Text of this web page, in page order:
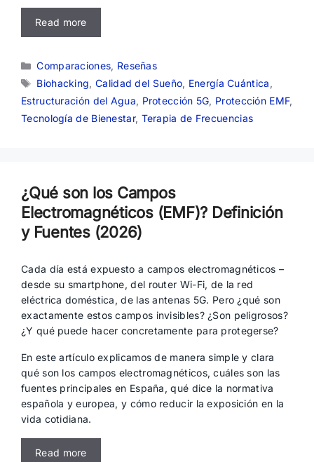
Read more
Categorías
Comparaciones, Reseñas
Etiquetas
Biohacking, Calidad del Sueño, Energía Cuántica ,
Estructuración del Agua, Protección 5G, Protección EMF,
Tecnología de Bienestar, Terapia de Frecuencias
¿Qué son los Campos
Electromagnéticos (EMF)? Definición
y Fuentes (2026)
Cada día está expuesto a campos electromagnéticos –
desde su smartphone, del router Wi-Fi, de la red
eléctrica doméstica, de las antenas 5G. Pero ¿qué son
exactamente estos campos invisibles? ¿Son peligrosos?
¿Y qué puede hacer concretamente para protegerse?
En este artículo explicamos de manera simple y clara
qué son los campos electromagnéticos, cuáles son las
fuentes principales en España, qué dice la normativa
española y europea, y cómo reducir la exposición en la
vida cotidiana.
Read more